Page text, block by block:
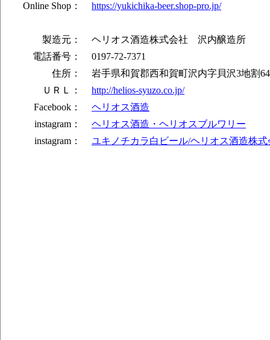
Online Shop：
https://yukichika-beer.shop-pro.jp/
製造元：
ヘリオス酒造株式会社 沢内醸造所
電話番号：
0197-72-7371
住所：
岩手県和賀郡西和賀町沢内字貝沢3地割
ＵＲＬ：
http://helios-syuzo.co.jp/
Facebook：
ヘリオス酒造
instagram：
ヘリオス酒造・ヘリオスブルワリー
instagram：
ユキノチカラ白ビール/ヘリオス酒造株